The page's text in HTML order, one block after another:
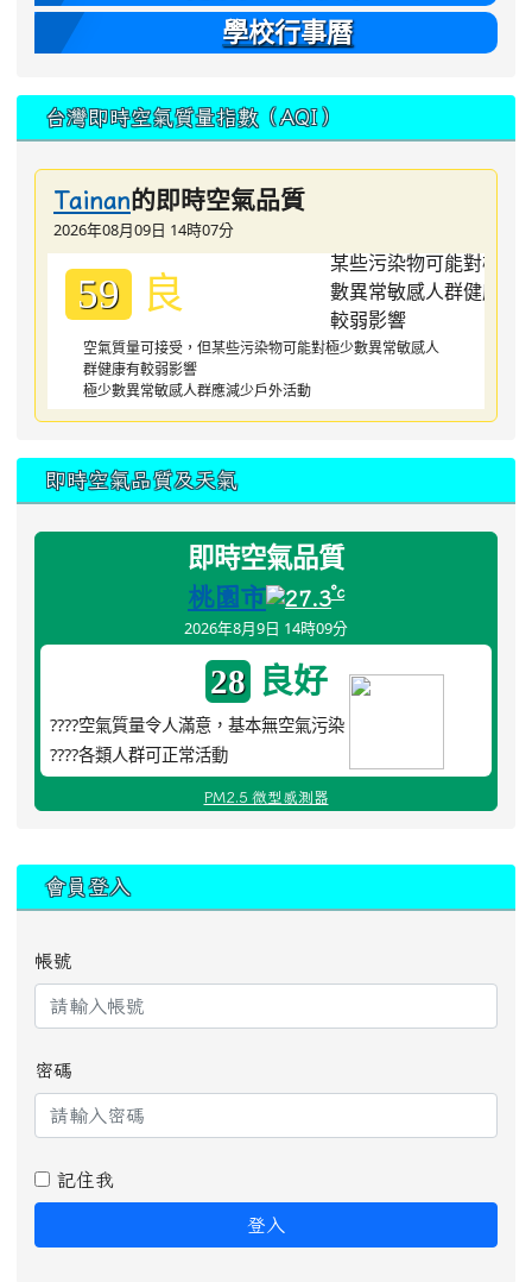
學校行事曆
台灣即時空氣質量指數（AQI）
Tainan的即時空氣品質
2026年08月09日 14時07分
59 良
空氣質量可接受，但某些污染物可能對極少數異常敏感人
群健康有較弱影響
極少數異常敏感人群應減少戶外活動
即時空氣品質及天氣
即時空氣品質
桃園市 27.3°c
2026年8月9日 14時09分
28 良好
????空氣質量令人滿意，基本無空氣污染
????各類人群可正常活動
PM2.5 微型感測器
會員登入
帳號
密碼
記住我
登入